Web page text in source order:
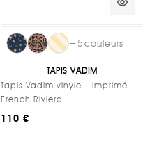
visibility
+5couleurs
TAPIS VADIM
Tapis Vadim vinyle – Imprimé
French Riviera...
110 €